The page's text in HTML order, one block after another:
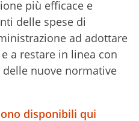
più efficace e
delle spese di
ad adottare
a restare in linea con
nuove normative
disponibili qui